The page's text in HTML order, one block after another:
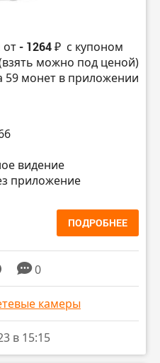
от- 1264 ₽ с купоном
можно под ценой)
59 монет в приложении
видение
приложение
ПОДРОБНЕЕ
0
камеры
в 15:15